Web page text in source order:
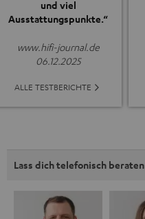
und viel
Ausstattungspunkte.“
www.hifi-journal.de
06.12.2025
ALLE TESTBERICHTE
Lass dich telefonisch beraten